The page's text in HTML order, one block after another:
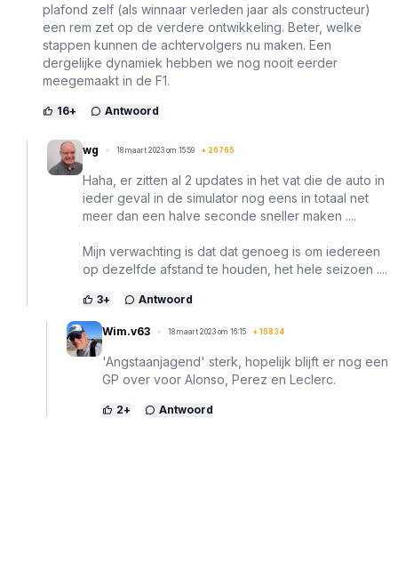
plafond zelf (als winnaar verleden jaar als constructeur)
een rem zet op de verdere ontwikkeling. Beter, welke
stappen kunnen de achtervolgers nu maken. Een
dergelijke dynamiek hebben we nog nooit eerder
meegemaakt in de F1.
16+ Antwoord
wg 18 maart 2023 om 15:59 + 26765
Haha, er zitten al 2 updates in het vat die de auto in
ieder geval in de simulator nog eens in totaal net
meer dan een halve seconde sneller maken ....
Mijn verwachting is dat dat genoeg is om iedereen
op dezelfde afstand te houden, het hele seizoen ....
3+ Antwoord
Wim.v63 18 maart 2023 om 16:15 + 15834
'Angstaanjagend' sterk, hopelijk blijft er nog een
GP over voor Alonso, Perez en Leclerc.
2+ Antwoord